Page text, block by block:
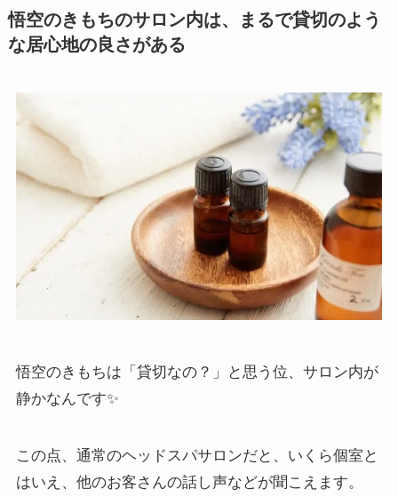
悟空のきもちのサロン内は、まるで貸切のよう
な居心地の良さがある
悟空のきもちは「貸切なの？」と思う位、サロン内が
静かなんです✨
この点、通常のヘッドスパサロンだと、いくら個室と
はいえ、他のお客さんの話し声などが聞こえます。